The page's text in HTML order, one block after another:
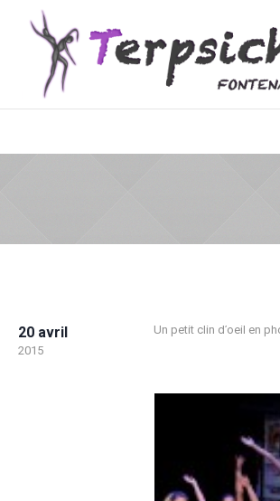
20 avril
2015
Un petit clin d’oeil en